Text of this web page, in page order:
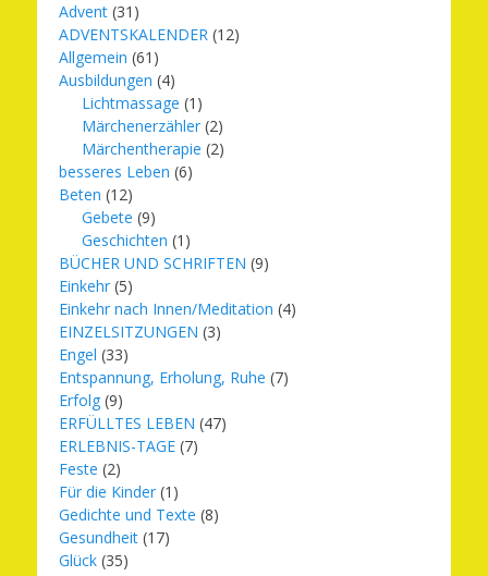
Advent (31)
ADVENTSKALENDER (12)
Allgemein (61)
Ausbildungen (4)
Lichtmassage (1)
Märchenerzähler (2)
Märchentherapie (2)
besseres Leben (6)
Beten (12)
Gebete (9)
Geschichten (1)
BÜCHER UND SCHRIFTEN (9)
Einkehr (5)
Einkehr nach Innen/Meditation (4)
EINZELSITZUNGEN (3)
Engel (33)
Entspannung, Erholung, Ruhe (7)
Erfolg (9)
ERFÜLLTES LEBEN (47)
ERLEBNIS-TAGE (7)
Feste (2)
Für die Kinder (1)
Gedichte und Texte (8)
Gesundheit (17)
Glück (35)